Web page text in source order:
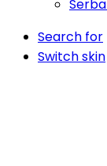
Search for
Switch skin